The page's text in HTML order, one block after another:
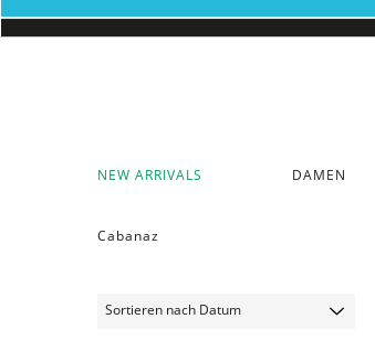
NEW ARRIVALS DAMEN
Cabanaz